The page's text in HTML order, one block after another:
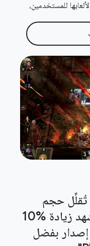
للمستخدمين،
شركة CD Projekt RED تُقلِّل حجم
التحديث بنسبة %90 وتشهد زيادة %10
بفضل